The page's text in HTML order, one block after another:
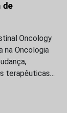
de
Oncology
na Oncologia
terapêuticas…